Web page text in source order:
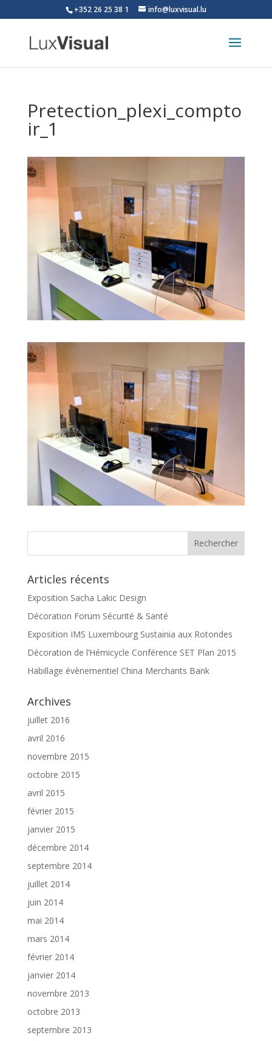
+352 26 25 38 1 info@luxvisual.lu
Pretection_plexi_compto
ir_1
Articles récents
Exposition Sacha Lakic Design
Décoration Forum Sécurité & Santé
Exposition IMS Luxembourg Sustainia aux Rotondes
Décoration de l’Hémicycle Conférence SET Plan 2015
Habillage évènementiel China Merchants Bank
Archives
juillet 2016
avril 2016
novembre 2015
octobre 2015
avril 2015
février 2015
janvier 2015
décembre 2014
septembre 2014
juillet 2014
juin 2014
mai 2014
mars 2014
février 2014
janvier 2014
novembre 2013
octobre 2013
septembre 2013